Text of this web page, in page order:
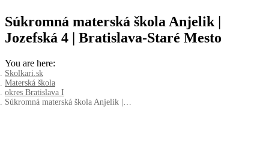
Súkromná materská škola Anjelik |
Jozefská 4 | Bratislava-Staré Mesto
You are here:
Skolkari.sk
Materská škola
okres Bratislava I
Súkromná materská škola Anjelik |…